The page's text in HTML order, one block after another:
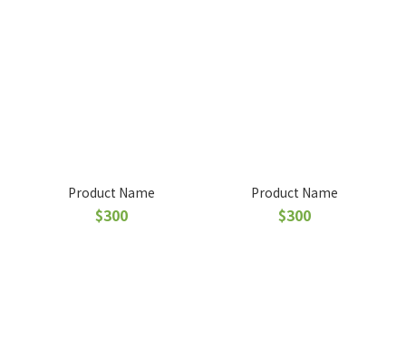
Product Name
$300
Product Name
$300